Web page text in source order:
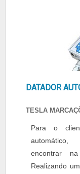
teflon para
impressão,
DATADOR
TESLA
Para o
encontrar
Realizando